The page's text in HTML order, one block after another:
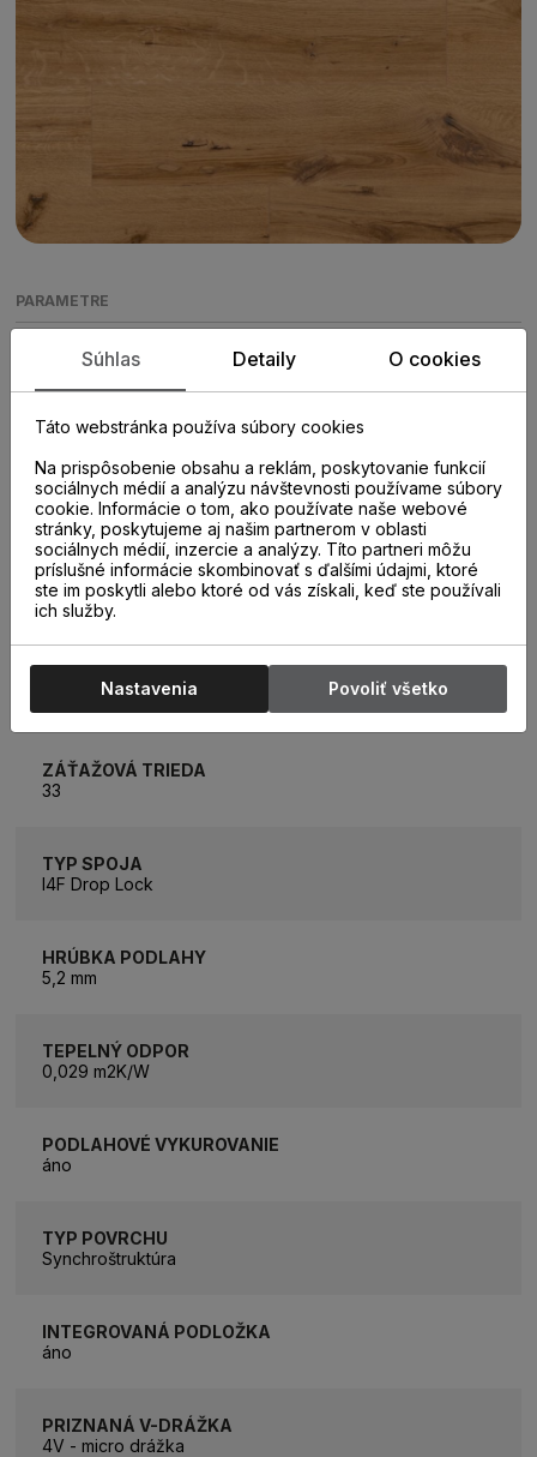
PARAMETRE
KATEGÓRIA
Vinylová podlaha
KOLEKCIA
AURA
ROZMER LAMELY
1220 x 240,1 x 5,2 mm
ROZMER BALÍKA
2,63 m2 (9 lamiel)
ZÁŤAŽOVÁ TRIEDA
33
TYP SPOJA
I4F Drop Lock
HRÚBKA PODLAHY
5,2 mm
TEPELNÝ ODPOR
0,029 m2K/W
PODLAHOVÉ VYKUROVANIE
áno
TYP POVRCHU
Synchroštruktúra
INTEGROVANÁ PODLOŽKA
áno
PRIZNANÁ V-DRÁŽKA
4V - micro drážka
Súhlas Detaily O cookies
Táto webstránka používa súbory cookies
Na prispôsobenie obsahu a reklám, poskytovanie funkcií
sociálnych médií a analýzu návštevnosti používame súbory
cookie. Informácie o tom, ako používate naše webové
stránky, poskytujeme aj našim partnerom v oblasti
sociálnych médií, inzercie a analýzy. Títo partneri môžu
príslušné informácie skombinovať s ďalšími údajmi, ktoré
ste im poskytli alebo ktoré od vás získali, keď ste používali
ich služby.
Nastavenia Povoliť všetko